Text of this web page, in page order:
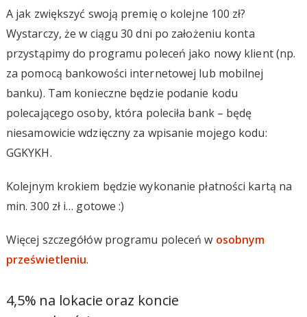
A jak zwiększyć swoją premię o kolejne 100 zł?
Wystarczy, że w ciągu 30 dni po założeniu konta
przystąpimy do programu poleceń jako nowy klient (np.
za pomocą bankowości internetowej lub mobilnej
banku). Tam konieczne będzie podanie kodu
polecającego osoby, która poleciła bank – będę
niesamowicie wdzięczny za wpisanie mojego kodu:
GGKYKH.
Kolejnym krokiem będzie wykonanie płatności kartą na
min. 300 zł i… gotowe :)
Więcej szczegółów programu poleceń w osobnym
prześwietleniu.
4,5% na lokacie oraz koncie